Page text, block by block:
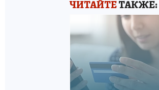
ЧИТАЙТЕТАКЖЕ: